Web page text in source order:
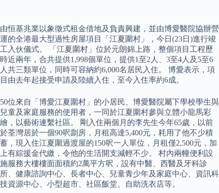
由恒基兆業以象徵式租金借地及負責興建，並由博愛醫院協辦營
運的全港最大型過性房屋項目「江夏圍村」，今日(23日)進行竣
工入伙儀式。 「江夏圍村」位於元朗錦上路，整個項目工程歷
時近兩年，合共提供1,998個單位，提供1至2人、3至4人及5至6
人共三類單位，同時可容納約6,000名居民入住。 博愛表示，項
目由去年起接受申請及陸續入住，至今入住率約6成。
50位來自「博愛江夏圍村」的小居民、博愛醫院屬下學校學生與
兒童及家庭服務的使用者，一同於江夏圍村參與立體小龍馬彩
繪，以藝術連繫社區。 剛入住兩個月的李先生今年65歲，以前
於荃灣居於一個90呎劏房，月租高達5,400元，耗用了他不少積
蓄，現入住江夏圍過渡屋的150呎一人單位，月租僅2,500元，加
上有綜援金代繳，令他的生活開支減輕不少。 村內兩幢便利設
施服務大樓樓面面積約2萬平方呎，設有中醫、西醫及牙科診
所、健康諮詢中心、長者中心、兒童青少年及家庭中心、資訊科
技資源中心、小型超市、社區飯堂、自助洗衣店等。